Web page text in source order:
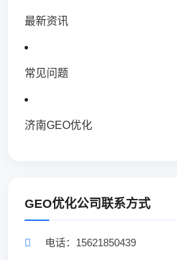
最新资讯
常见问题
济南GEO优化
GEO优化公司联系方式
电话：15621850439